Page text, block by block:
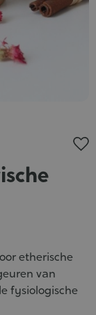
etherische
van
fysiologische